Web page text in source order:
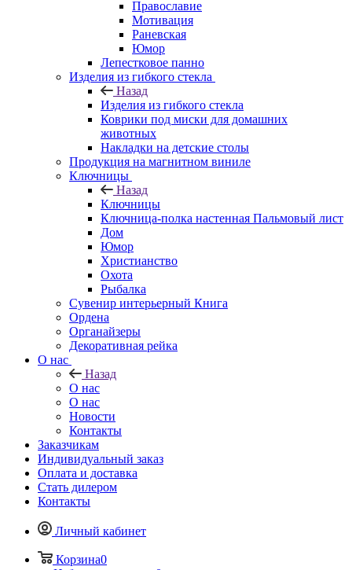
Православие
Мотивация
Раневская
Юмор
Лепестковое панно
Изделия из гибкого стекла
Назад
Изделия из гибкого стекла
Коврики под миски для домашних
животных
Накладки на детские столы
Продукция на магнитном виниле
Ключницы
Назад
Ключницы
Ключница-полка настенная Пальмовый лист
Дом
Юмор
Христианство
Охота
Рыбалка
Сувенир интерьерный Книга
Ордена
Органайзеры
Декоративная рейка
О нас
Назад
О нас
О нас
Новости
Контакты
Заказчикам
Индивидуальный заказ
Оплата и доставка
Стать дилером
Контакты
Личный кабинет
Корзина0